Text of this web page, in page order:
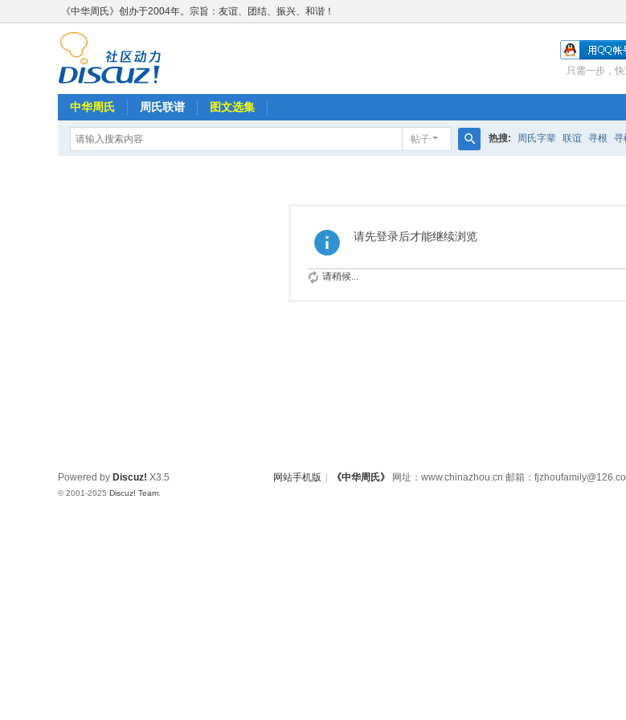
《中华周氏》创办于2004年。宗旨：友谊、团结、振兴、和谐！
只需一步，
中华周氏 周氏联谱 图文选集
帖子 热搜: 周氏字辈 联谊 寻根 寻
请先登录后才能继续浏览
请稍候...
网站手机版 《中华周氏》 网址：www.chinazhou.cn 邮箱：
Powered by Discuz! X3.5
© 2001-2025 Discuz! Team